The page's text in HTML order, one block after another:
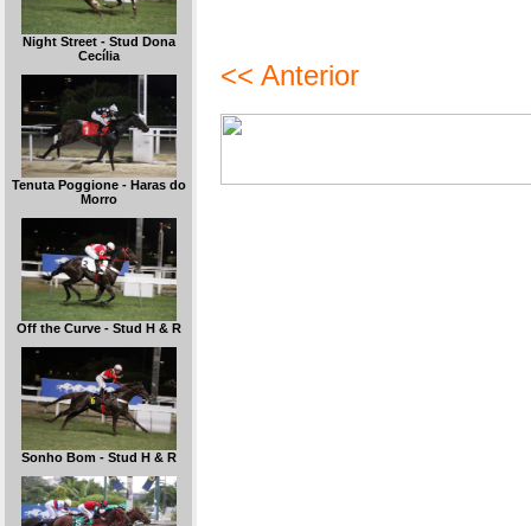
Night Street - Stud Dona
Cecília
Tenuta Poggione - Haras do
Morro
Off the Curve - Stud H & R
Sonho Bom - Stud H & R
<< Anterior